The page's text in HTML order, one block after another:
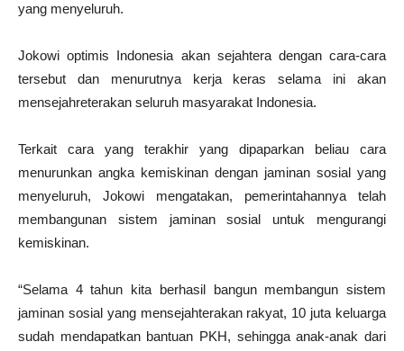
yang menyeluruh.
Jokowi optimis Indonesia akan sejahtera dengan cara-cara
tersebut dan menurutnya kerja keras selama ini akan
mensejahreterakan seluruh masyarakat Indonesia.
Terkait cara yang terakhir yang dipaparkan beliau cara
menurunkan angka kemiskinan dengan jaminan sosial yang
menyeluruh, Jokowi mengatakan, pemerintahannya telah
membangunan sistem jaminan sosial untuk mengurangi
kemiskinan.
“Selama 4 tahun kita berhasil bangun membangun sistem
jaminan sosial yang mensejahterakan rakyat, 10 juta keluarga
sudah mendapatkan bantuan PKH, sehingga anak-anak dari